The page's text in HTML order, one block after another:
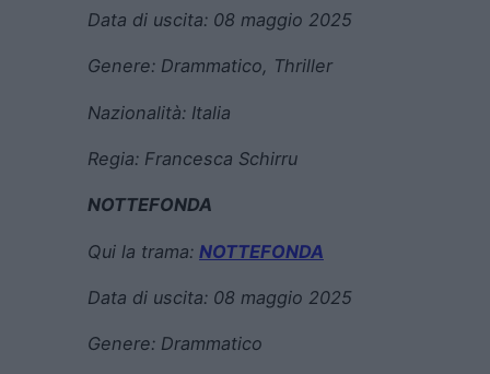
Data di uscita: 08 maggio 2025
Genere: Drammatico, Thriller
Nazionalità: Italia
Regia: Francesca Schirru
NOTTEFONDA
Qui la trama: NOTTEFONDA
Data di uscita: 08 maggio 2025
Genere: Drammatico